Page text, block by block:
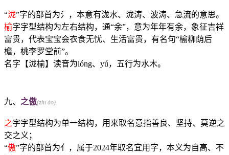
“泷”字的部首为氵，本意有泷水、泷涛、波涛、急流的意思。
榆字字型结构为左右结构，通“余”，意为年年有余，象征吉祥
富贵，代表宝宝会衣食无忧、生活富贵，有名句“榆柳荫后
檐，桃李罗堂前”。
名字【泷榆】读音为lóng、yú，五行为水木。
九、 之傲(zhī ào)
之字字型结构为单一结构，用来取名意指善良、坚持、莫逆之
交之义；
“傲”字的部首为亻，属于2024年取名宜用字，本义为自高、不